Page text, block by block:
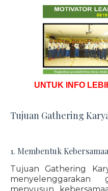
UNTUK INFO
Tujuan Gathering
1. Membentuk
Tujuan Gathering